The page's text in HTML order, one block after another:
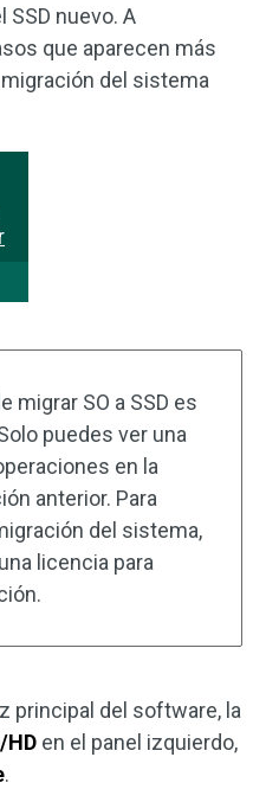
SSD nuevo. A
que aparecen más
migración del sistema
migrar SO a SSD es
puedes ver una
en la
anterior. Para
del sistema,
licencia para
principal del software, la
HD en el panel izquierdo,
.